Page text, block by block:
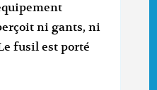
ni gants, ni
fusil est porté